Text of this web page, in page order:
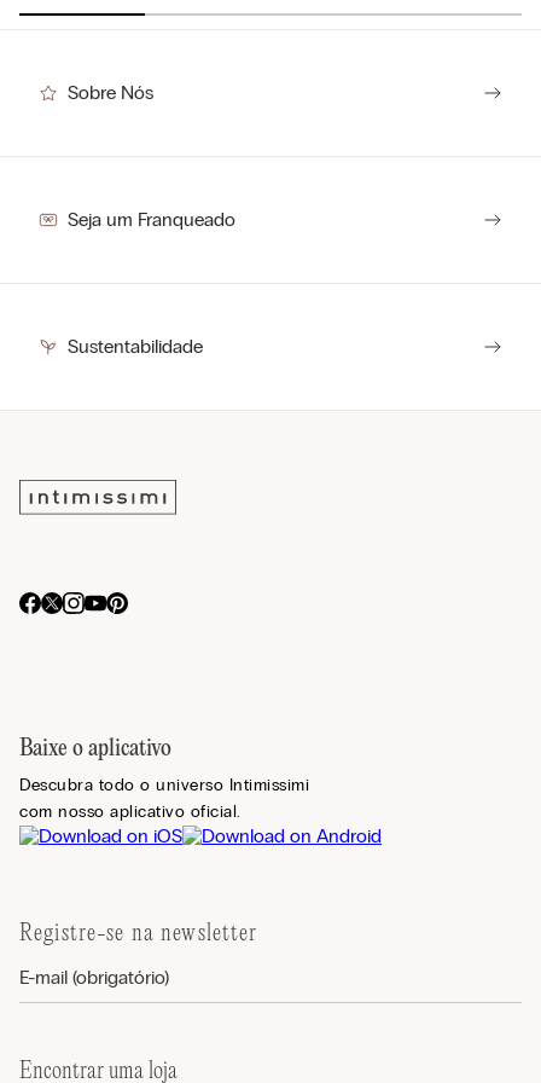
Sobre Nós
Seja um Franqueado
Sustentabilidade
Baixe o aplicativo
Descubra todo o universo Intimissimi
com nosso aplicativo oficial.
Registre-se na newsletter
Encontrar uma loja